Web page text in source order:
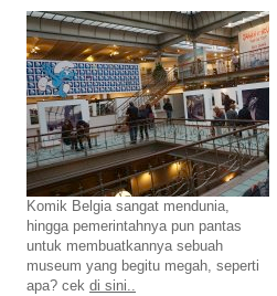
Komik Belgia sangat mendunia,
hingga pemerintahnya pun pantas
untuk membuatkannya sebuah
museum yang begitu megah, seperti
apa? cek di sini..